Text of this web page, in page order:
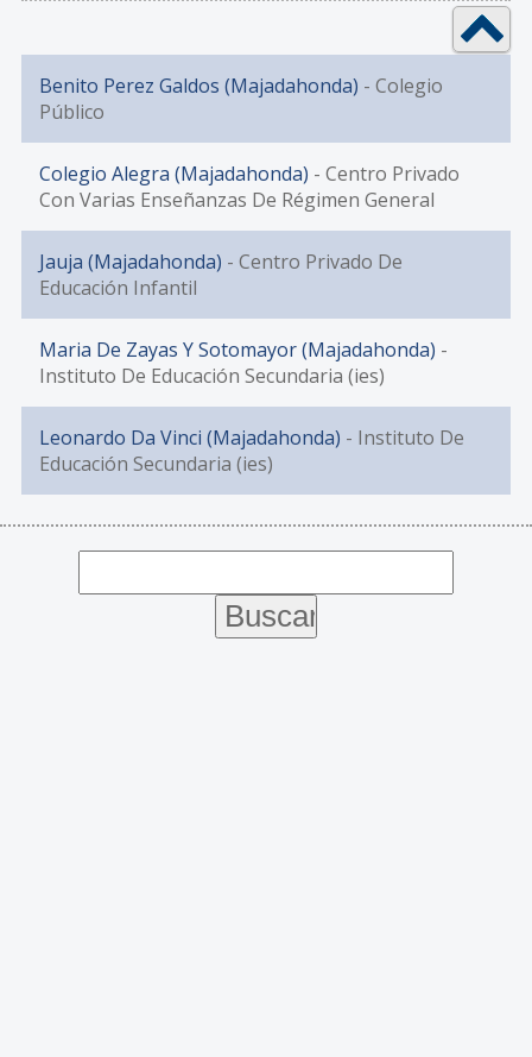
Benito Perez Galdos (Majadahonda) - Colegio
Público
Colegio Alegra (Majadahonda) - Centro Privado
Con Varias Enseñanzas De Régimen General
Jauja (Majadahonda) - Centro Privado De
Educación Infantil
Maria De Zayas Y Sotomayor (Majadahonda) -
Instituto De Educación Secundaria (ies)
Leonardo Da Vinci (Majadahonda) - Instituto De
Educación Secundaria (ies)